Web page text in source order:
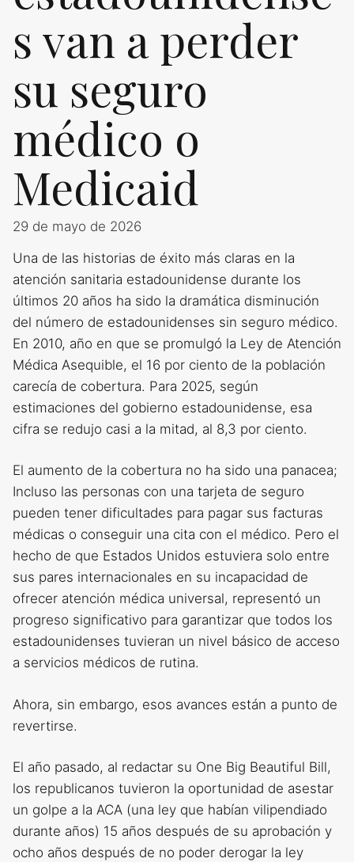
s van a perder
su seguro
médico o
Medicaid
29 de mayo de 2026
Una de las historias de éxito más claras en la
atención sanitaria estadounidense durante los
últimos 20 años ha sido la dramática disminución
del número de estadounidenses sin seguro médico.
En 2010, año en que se promulgó la Ley de Atención
Médica Asequible, el 16 por ciento de la población
carecía de cobertura. Para 2025, según
estimaciones del gobierno estadounidense, esa
cifra se redujo casi a la mitad, al 8,3 por ciento.
El aumento de la cobertura no ha sido una panacea;
Incluso las personas con una tarjeta de seguro
pueden tener dificultades para pagar sus facturas
médicas o conseguir una cita con el médico. Pero el
hecho de que Estados Unidos estuviera solo entre
sus pares internacionales en su incapacidad de
ofrecer atención médica universal, representó un
progreso significativo para garantizar que todos los
estadounidenses tuvieran un nivel básico de acceso
a servicios médicos de rutina.
Ahora, sin embargo, esos avances están a punto de
revertirse.
El año pasado, al redactar su One Big Beautiful Bill,
los republicanos tuvieron la oportunidad de asestar
un golpe a la ACA (una ley que habían vilipendiado
durante años) 15 años después de su aprobación y
ocho años después de no poder derogar la ley